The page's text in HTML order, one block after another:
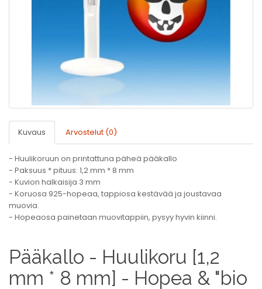
Kuvaus Arvostelut (0)
- Huulikoruun on printattuna päheä pääkallo
- Paksuus * pituus: 1,2 mm * 8 mm
- Kuvion halkaisija 3 mm
- Koruosa 925-hopeaa, tappiosa kestävää ja joustavaa
muovia.
- Hopeaosa painetaan muovitappiin, pysyy hyvin kiinni.
Pääkallo - Huulikoru [1,2
mm * 8 mm] - Hopea & "bio